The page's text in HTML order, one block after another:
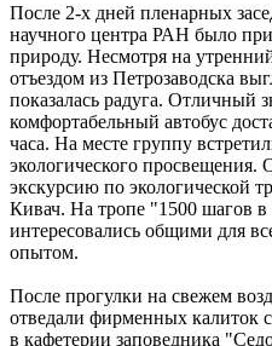
После 2-х дней пленарных
научного центра РАН было
природу. Несмотря на
отъездом из Петрозаводска
показалась радуга. Отличный
комфортабельный автобус
часа. На месте группу
экологического
экскурсию по экологической
Кивач. На тропе "1500 шагов в
интересовались общими для
опытом.
После прогулки на свежем
отведали фирменных калиток
в кафетерии заповедника